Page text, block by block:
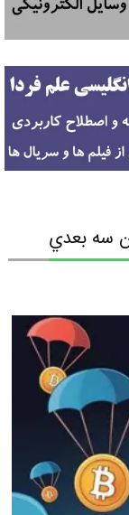
سه بعدي